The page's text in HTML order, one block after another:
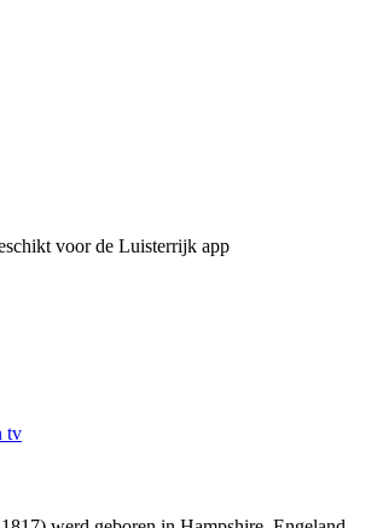
voor de Luisterrijk app
tv